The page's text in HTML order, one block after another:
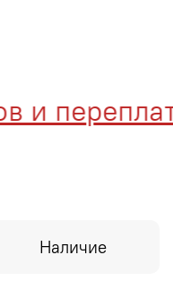
переплат
Наличие